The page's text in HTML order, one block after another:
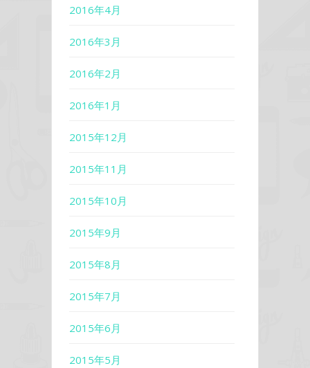
2016年4月
2016年3月
2016年2月
2016年1月
2015年12月
2015年11月
2015年10月
2015年9月
2015年8月
2015年7月
2015年6月
2015年5月